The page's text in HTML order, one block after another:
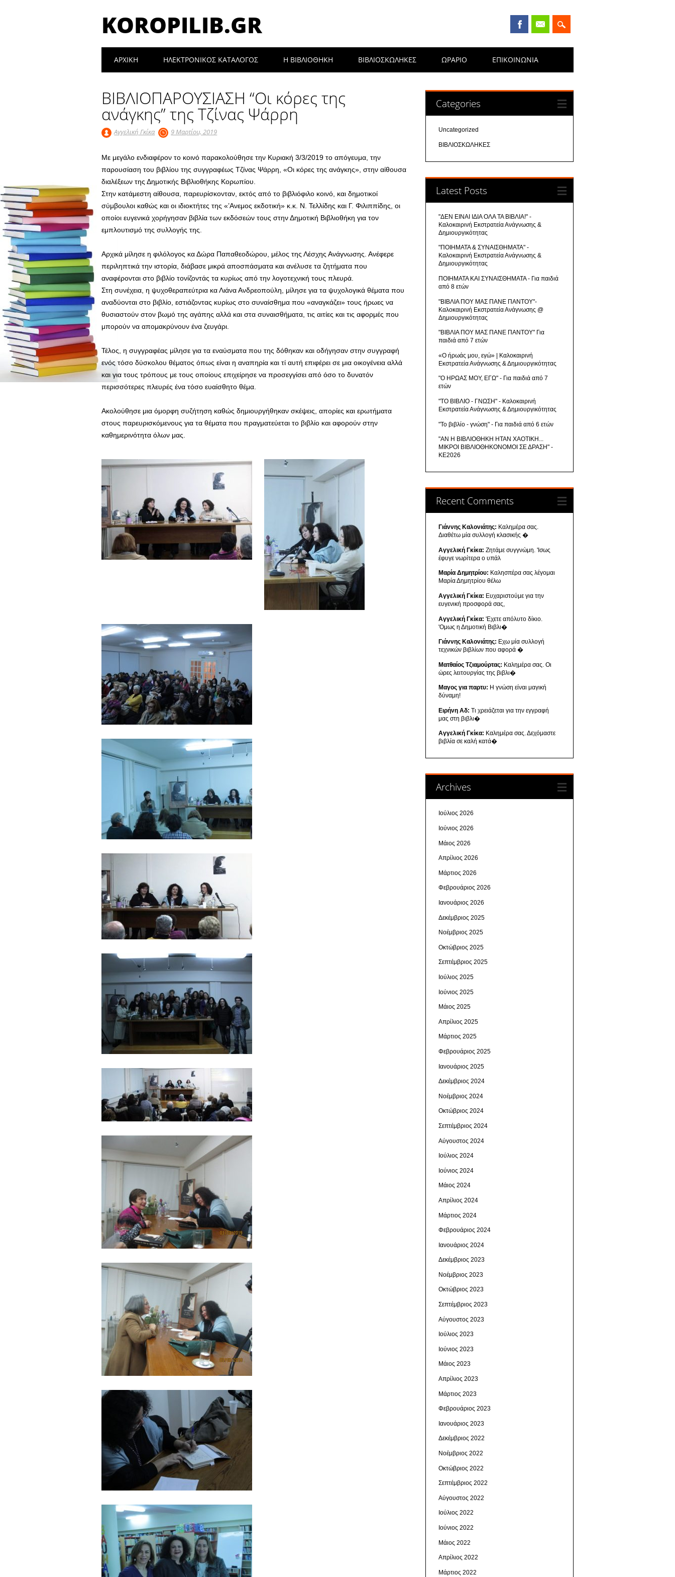
KOROPILIB.GR
Main menu
ΑΡΧΙΚΉ ΗΛΕΚΤΡΟΝΙΚΟΣ ΚΑΤΑΛΟΓΟΣ Η ΒΙΒΛΙΟΘΉΚΗ ΒΙΒΛΙΟΣΚΩΛΗΚΕΣ ΩΡΑΡΙΟ ΕΠΙΚΟΙΝΩΝΊΑ
ΒΙΒΛΙΟΠΑΡΟΥΣΙΑΣΗ “Οι κόρες της
ανάγκης” της Τζίνας Ψάρρη
Αγγελική Γκίκα 9 Μαρτίου, 2019
Με μεγάλο ενδιαφέρον το κοινό παρακολούθησε την Κυριακή 3/3/2019 το απόγευμα, την
παρουσίαση του βιβλίου της συγγραφέως Τζίνας Ψάρρη, «Οι κόρες της ανάγκης», στην αίθουσα
διαλέξεων της Δημοτικής Βιβλιοθήκης Κορωπίου.
Στην κατάμεστη αίθουσα, παρευρίσκονταν, εκτός από το βιβλιόφιλο κοινό, και δημοτικοί
σύμβουλοι καθώς και οι ιδιοκτήτες της «’Ανεμος εκδοτική» κ.κ. Ν. Τελλίδης και Γ. Φιλιππίδης, οι
οποίοι ευγενικά χορήγησαν βιβλία των εκδόσεών τους στην Δημοτική Βιβλιοθήκη για τον
εμπλουτισμό της συλλογής της.
Αρχικά μίλησε η φιλόλογος κα Δώρα Παπαθεοδώρου, μέλος της Λέσχης Ανάγνωσης. Ανέφερε
περιληπτικά την ιστορία, διάβασε μικρά αποσπάσματα και ανέλυσε τα ζητήματα που
αναφέρονται στο βιβλίο τονίζοντάς τα κυρίως από την λογοτεχνική τους πλευρά.
Στη συνέχεια, η ψυχοθεραπεύτρια κα Λιάνα Ανδρεοπούλη, μίλησε για τα ψυχολογικά θέματα που
αναδύονται στο βιβλίο, εστιάζοντας κυρίως στο συναίσθημα που «αναγκάζει» τους ήρωες να
θυσιαστούν στον βωμό της αγάπης αλλά και στα συναισθήματα, τις αιτίες και τις αφορμές που
μπορούν να απομακρύνουν ένα ζευγάρι.
Τέλος, η συγγραφέας μίλησε για τα εναύσματα που της δόθηκαν και οδήγησαν στην συγγραφή
ενός τόσο δύσκολου θέματος όπως είναι η αναπηρία και τί αυτή επιφέρει σε μια οικογένεια αλλά
και για τους τρόπους με τους οποίους επιχείρησε να προσεγγίσει από όσο το δυνατόν
περισσότερες πλευρές ένα τόσο ευαίσθητο θέμα.
Ακολούθησε μια όμορφη συζήτηση καθώς δημιουργήθηκαν σκέψεις, απορίες και ερωτήματα
στους παρευρισκόμενους για τα θέματα που πραγματεύεται το βιβλίο και αφορούν στην
καθημερινότητα όλων μας.
Categories
Uncategorized
ΒΙΒΛΙΟΣΚΩΛΗΚΕΣ
Latest Posts
"ΔΕΝ ΕΙΝΑΙ ΙΔΙΑ ΟΛΑ ΤΑ ΒΙΒΛΙΑ!" -
Καλοκαιρινή Εκστρατεία Ανάγνωσης &
Δημιουργικότητας
"ΠΟΙΗΜΑΤΑ & ΣΥΝΑΙΣΘΗΜΑΤΑ" -
Καλοκαιρινή Εκστρατεία Ανάγνωσης &
Δημιουργικότητας
ΠΟΙΗΜΑΤΑ ΚΑΙ ΣΥΝΑΙΣΘΗΜΑΤΑ - Για παιδιά
από 8 ετών
"ΒΙΒΛΙΑ ΠΟΥ ΜΑΣ ΠΑΝΕ ΠΑΝΤΟΥ"-
Καλοκαιρινή Εκστρατεία Ανάγνωσης @
Δημιουργικότητας
"ΒΙΒΛΙΑ ΠΟΥ ΜΑΣ ΠΑΝΕ ΠΑΝΤΟΥ" Για
παιδιά από 7 ετών
«Ο ήρωάς μου, εγώ» | Καλοκαιρινή
Εκστρατεία Ανάγνωσης & Δημιουργικότητας
"Ο ΗΡΩΑΣ ΜΟΥ, ΕΓΩ" - Για παιδιά από 7
ετών
"ΤΟ ΒΙΒΛΙΟ - ΓΝΩΣΗ" - Καλοκαιρινή
Εκστρατεία Ανάγνωσης & Δημιουργικότητας
"Το βιβλίο - γνώση" - Για παιδιά από 6 ετών
"ΑΝ Η ΒΙΒΛΙΟΘΗΚΗ ΗΤΑΝ ΧΑΟΤΙΚΗ...
ΜΙΚΡΟΙ ΒΙΒΛΙΟΘΗΚΟΝΟΜΟΙ ΣΕ ΔΡΑΣΗ" -
ΚΕ2026
Recent Comments
Γιάννης Καλονιάτης: Καλημέρα σας.
Διαθέτω μία συλλογή κλασικής �
Αγγελική Γκίκα: Ζητάμε συγγνώμη. 'Ισως
έφυγε νωρίτερα ο υπάλ
Μαρία Δημητρίου: Καλησπέρα σας λέγομαι
Μαρία Δημητρίου θέλω
Αγγελική Γκίκα: Ευχαριστούμε για την
ευγενική προσφορά σας,
Αγγελική Γκίκα: 'Εχετε απόλυτο δίκιο.
'Ομως η Δημοτική Βιβλι�
Γιάννης Καλονιάτης: Εχω μία συλλογή
τεχνικών βιβλίων που αφορά �
Ματθαίος Τζιαμούρτας: Καλημέρα σας. Οι
ώρες λειτουργίας της βιβλι�
Μαγος για παρτυ: Η γνώση είναι μαγική
δύναμη!
Ειρήνη Αδ: Τι χρειάζεται για την εγγραφή
μας στη βιβλι�
Αγγελική Γκίκα: Καλημέρα σας. Δεχόμαστε
βιβλία σε καλή κατά�
Archives
Ιούλιος 2026
Ιούνιος 2026
Μάιος 2026
Απρίλιος 2026
Μάρτιος 2026
Φεβρουάριος 2026
Ιανουάριος 2026
Δεκέμβριος 2025
Νοέμβριος 2025
Οκτώβριος 2025
Σεπτέμβριος 2025
Ιούλιος 2025
Ιούνιος 2025
Μάιος 2025
Απρίλιος 2025
Μάρτιος 2025
Φεβρουάριος 2025
Ιανουάριος 2025
Δεκέμβριος 2024
Νοέμβριος 2024
Οκτώβριος 2024
Σεπτέμβριος 2024
Αύγουστος 2024
Ιούλιος 2024
Ιούνιος 2024
Μάιος 2024
Απρίλιος 2024
Μάρτιος 2024
Φεβρουάριος 2024
Ιανουάριος 2024
Δεκέμβριος 2023
Νοέμβριος 2023
Οκτώβριος 2023
Σεπτέμβριος 2023
Αύγουστος 2023
Ιούλιος 2023
Ιούνιος 2023
Μάιος 2023
Απρίλιος 2023
Μάρτιος 2023
Φεβρουάριος 2023
Ιανουάριος 2023
Δεκέμβριος 2022
Νοέμβριος 2022
Οκτώβριος 2022
Σεπτέμβριος 2022
Αύγουστος 2022
Ιούλιος 2022
Ιούνιος 2022
Μάιος 2022
Απρίλιος 2022
Μάρτιος 2022